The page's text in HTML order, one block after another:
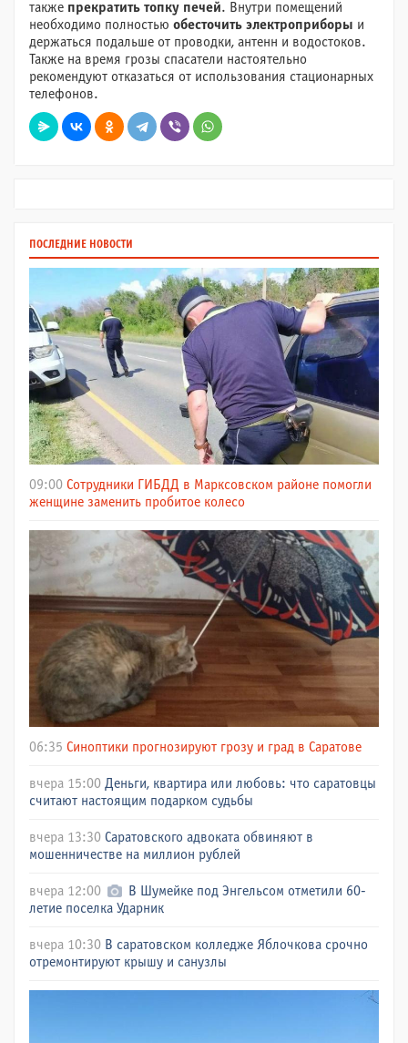
также прекратить топку печей. Внутри помещений
необходимо полностью обесточить электроприборы и
держаться подальше от проводки, антенн и водостоков.
Также на время грозы спасатели настоятельно
рекомендуют отказаться от использования стационарных
телефонов.
ПОСЛЕДНИЕ НОВОСТИ
09:00 Сотрудники ГИБДД в Марксовском районе помогли
женщине заменить пробитое колесо
06:35 Синоптики прогнозируют грозу и град в Саратове
вчера 15:00 Деньги, квартира или любовь: что саратовцы
считают настоящим подарком судьбы
вчера 13:30 Саратовского адвоката обвиняют в
мошенничестве на миллион рублей
вчера 12:00
В Шумейке под Энгельсом отметили 60-
летие поселка Ударник
вчера 10:30 В саратовском колледже Яблочкова срочно
отремонтируют крышу и санузлы